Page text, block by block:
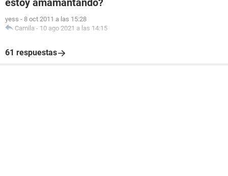
estoy amamantando?
yess - 8 oct 2011 a las 15:28
Camila - 10 ago 2021 a las 14:15
61 respuestas